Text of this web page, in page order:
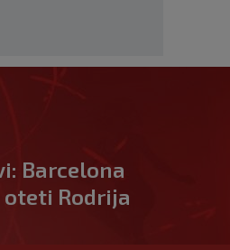
Barcelona
oteti Rodrija